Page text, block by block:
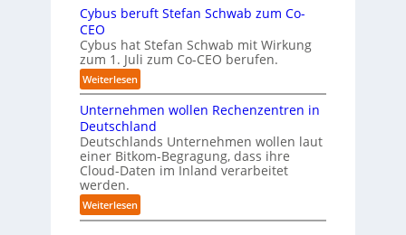
e
u
n
v
i
l
e
A
b
u
d
i
e
I
p
l
e
m
e
n
t
i
-
o
m
m
i
s
i
o
n
t
a
Cybus beruft Stefan Schwab zum Co-
CEO
Cybus hat Stefan Schwab mit Wirkung
zum 1. Juli zum Co-CEO berufen.
Weiterlesen:
C
y
b
u
s
b
r
u
Unternehmen wollen Rechenzentren in
Deutschland
Deutschlands Unternehmen wollen laut
einer Bitkom-Begragung, dass ihre
Cloud-Daten im Inland verarbeitet
werden.
Weiterlesen:
U